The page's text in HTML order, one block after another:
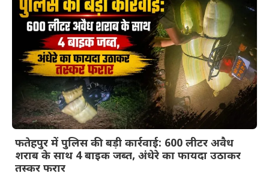
फतेहपुर में पुलिस की बड़ी कार्रवाई: 600 लीटर अवैध
शराब के साथ 4 बाइक जब्त, अंधेरे का फायदा उठाकर
तस्कर फरार